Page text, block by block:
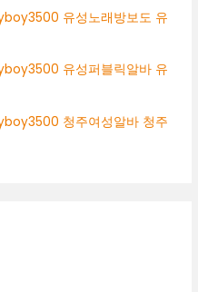
유성노래방보도 유
유성퍼블릭알바 유
청주여성알바 청주